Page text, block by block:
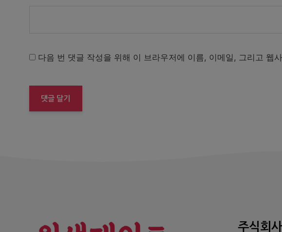
다음 번 댓글 작성을 위해 이 브라우저에 이름, 이메일, 그리고 웹
주식회